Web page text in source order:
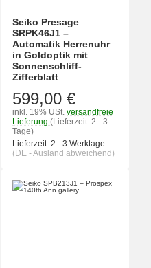
Seiko Presage
SRPK46J1 –
Automatik Herrenuhr
in Goldoptik mit
Sonnenschliff-
Zifferblatt
599,00 €
inkl. 19% USt. versandfreie
Lieferung (Lieferzeit: 2 - 3
Tage)
Lieferzeit: 2 - 3 Werktage
(DE - Ausland abweichend)